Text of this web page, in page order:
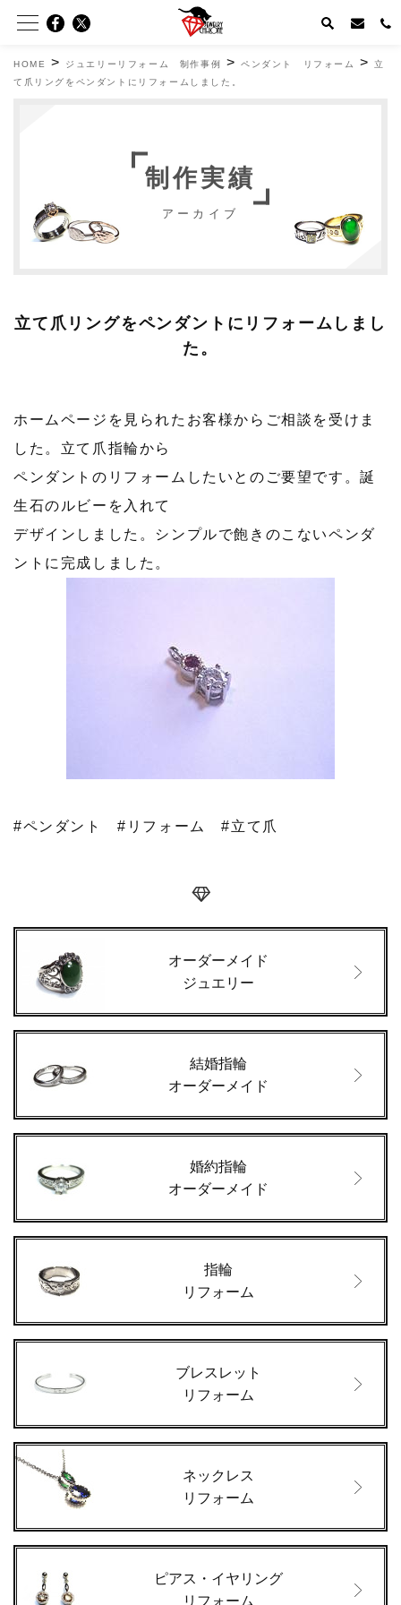
HOME > ジュエリーリフォーム 制作事例 >ペンダント リフォーム >
立
て爪リングをペンダントにリフォームしました。
制作実績
アーカイブ
立て爪リングをペンダントにリフォームしまし
た。
ホームページを見られたお客様からご相談を受けま
した。立て爪指輪から
ペンダントのリフォームしたいとのご要望です。誕
生石のルビーを入れて
デザインしました。シンプルで飽きのこないペンダ
ントに完成しました。
#ペンダント #リフォーム #立て爪
オーダーメイド
ジュエリー
結婚指輪
オーダーメイド
婚約指輪
オーダーメイド
指輪
リフォーム
ブレスレット
リフォーム
ネックレス
リフォーム
ピアス・イヤリング
リフォーム